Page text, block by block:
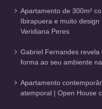
Apartamento de 300m²
Ibirapuera e muito
Veridiana Peres
Gabriel Fernandes
forma ao seu ambiente
Apartamento
atemporal | Open House